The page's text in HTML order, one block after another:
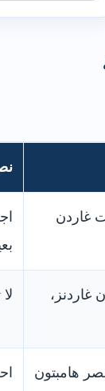
غاردن
غاردنز،
هامبتون